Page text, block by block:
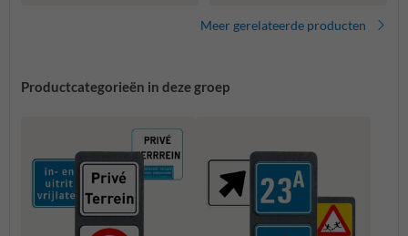
Meer gerelateerde producten
Productcategorieën in deze groep